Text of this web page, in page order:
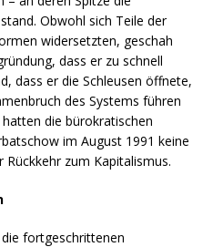
Obwohl sich Teile der
widersetzten, geschah
dass er zu schnell
dass er die Schleusen öffnete,
des Systems führen
die bürokratischen
im August 1991 keine
zum Kapitalismus.
fortgeschrittenen